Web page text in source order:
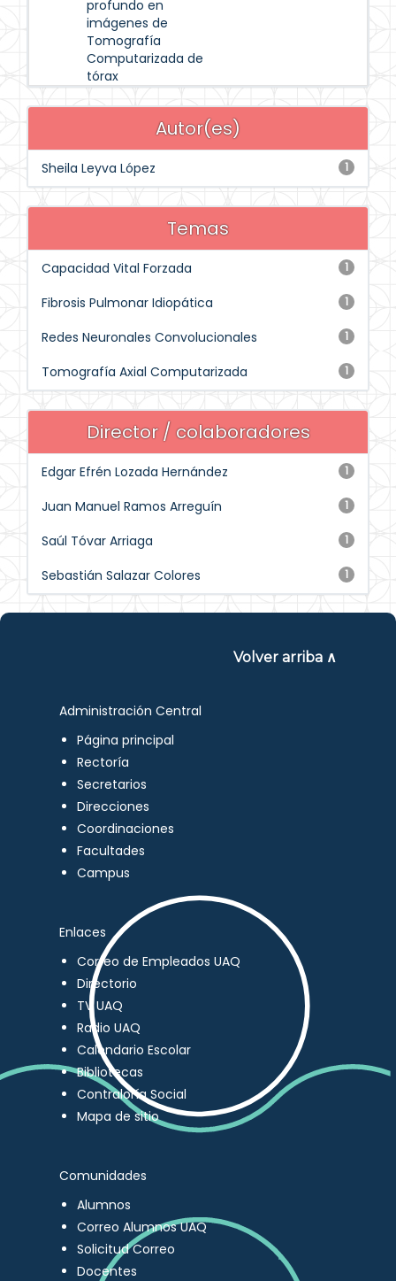
profundo en
imágenes de
Tomografía
Computarizada de
tórax
Autor(es)
1
Sheila Leyva López
Temas
1
Capacidad Vital Forzada
1
Fibrosis Pulmonar Idiopática
1
Redes Neuronales Convolucionales
1
Tomografía Axial Computarizada
Director / colaboradores
1
Edgar Efrén Lozada Hernández
1
Juan Manuel Ramos Arreguín
1
Saúl Tóvar Arriaga
1
Sebastián Salazar Colores
Volver arriba ∧
Administración Central
Página principal
Rectoría
Secretarios
Direcciones
Coordinaciones
Facultades
Campus
Enlaces
Correo de Empleados UAQ
Directorio
TV UAQ
Radio UAQ
Calendario Escolar
Bibliotecas
Contraloría Social
Mapa de sitio
Comunidades
Alumnos
Correo Alumnos UAQ
Solicitud Correo
Docentes